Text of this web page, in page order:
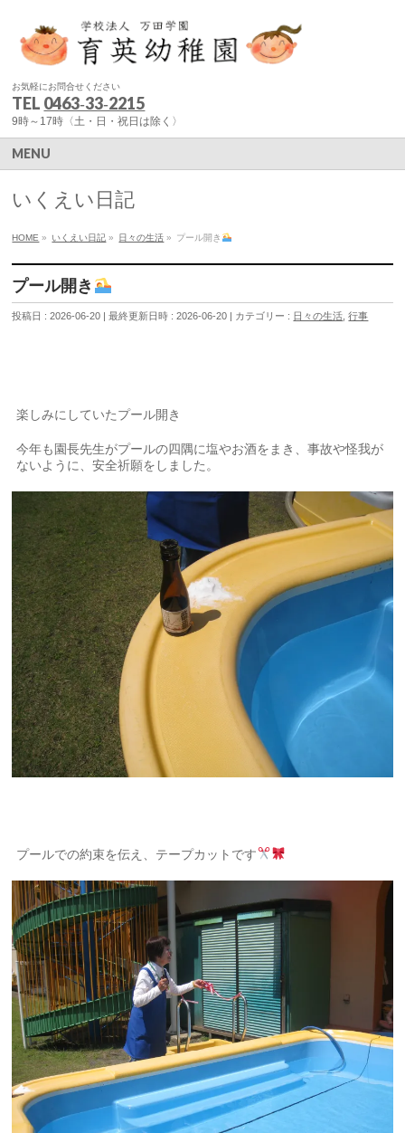
お気軽にお問合せください
TEL 0463‐33‐2215
9時～17時〈土・日・祝日は除く〉
MENU
いくえい日記
HOME » いくえい日記 » 日々の生活 » プール開き
プール開き
投稿日 : 2026-06-20 最終更新日時 : 2026-06-20 カテゴリー : 日々の生活 ,行事
楽しみにしていたプール開き
今年も園長先生がプールの四隅に塩やお酒をまき、事故や怪我が
ないように、安全祈願をしました。
プールでの約束を伝え、テープカットです